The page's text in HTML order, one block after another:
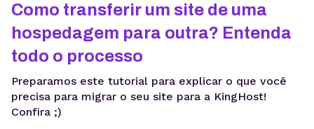
Como transferir um site de uma
hospedagem para outra? Entenda
todo o processo
Preparamos este tutorial para explicar o que você
precisa para migrar o seu site para a KingHost!
Confira ;)